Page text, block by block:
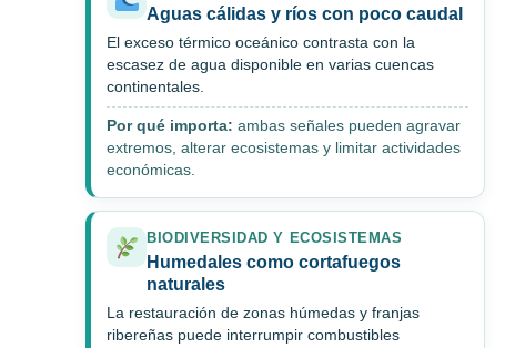
Aguas cálidas y ríos con poco caudal
El exceso térmico oceánico contrasta con la
escasez de agua disponible en varias cuencas
continentales.
Por qué importa: ambas señales pueden agravar
extremos, alterar ecosistemas y limitar actividades
económicas.
BIODIVERSIDAD Y ECOSISTEMAS
Humedales como cortafuegos
naturales
La restauración de zonas húmedas y franjas
ribereñas puede interrumpir combustibles